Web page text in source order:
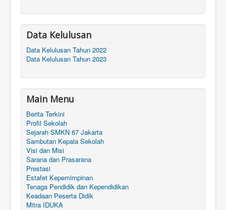
Data Kelulusan
Data Kelulusan Tahun 2022
Data Kelulusan Tahun 2023
Main Menu
Berita Terkini
Profil Sekolah
Sejarah SMKN 67 Jakarta
Sambutan Kepala Sekolah
Visi dan Misi
Sarana dan Prasarana
Prestasi
Estafet Kepemimpinan
Tenaga Pendidik dan Kependidikan
Keadaan Peserta Didik
Mitra IDUKA